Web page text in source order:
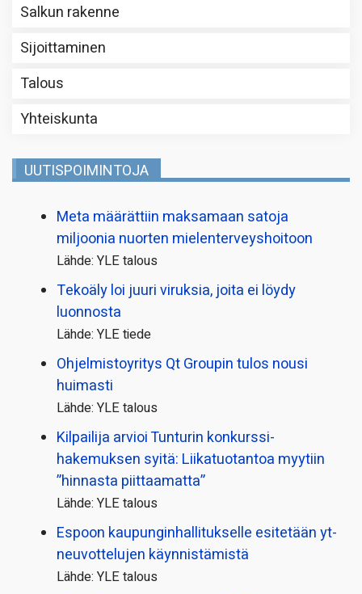
Salkun rakenne
Sijoittaminen
Talous
Yhteiskunta
UUTISPOIMINTOJA
Meta määrättiin maksamaan satoja
miljoonia nuorten mielenterveyshoitoon
Lähde: YLE talous
Tekoäly loi juuri viruksia, joita ei löydy
luonnosta
Lähde: YLE tiede
Ohjelmistoyritys Qt Groupin tulos nousi
huimasti
Lähde: YLE talous
Kilpailija arvioi Tunturin konkurssi­
hakemuksen syitä: Liikatuotantoa myytiin
”hinnasta piittaamatta”
Lähde: YLE talous
Espoon kaupungin­hallitukselle esitetään yt-
neuvottelujen käynnistämistä
Lähde: YLE talous